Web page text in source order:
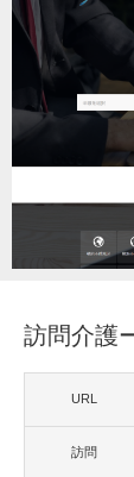
訪問介護
URL
訪問
短期入所
訪問＋
施設
地域密
住宅改修